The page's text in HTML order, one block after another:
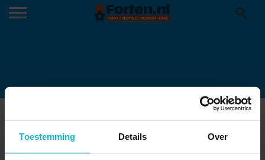
Toestemming Details Over
MISTKLOKHUIS3-US